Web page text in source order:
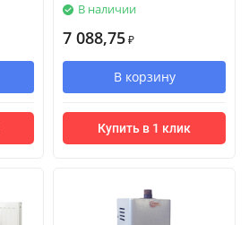
В наличии
7 088,75 ₽
В корзину
Купить в 1 клик